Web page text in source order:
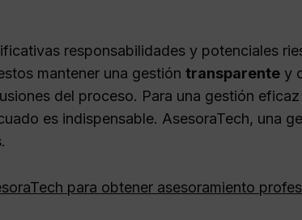
responsabilidades y potenciales
mantener una gestión transparente y
del proceso. Para una gestión
es indispensable. AsesoraTech, una
para obtener asesoramiento